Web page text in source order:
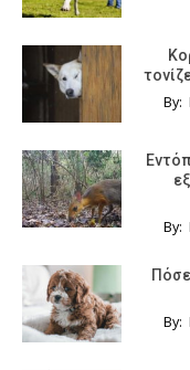
By:
By:
By: